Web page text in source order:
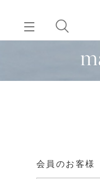
会員のお客様